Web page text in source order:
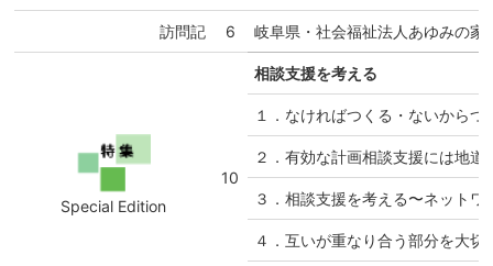
訪問記 6 岐阜県・社会福祉法人あゆみの家
Special Edition
10
相談支援を考える
１．なければつくる・ないから
２．有効な計画相談支援には地
３．相談支援を考える〜ネット
４．互いが重なり合う部分を大